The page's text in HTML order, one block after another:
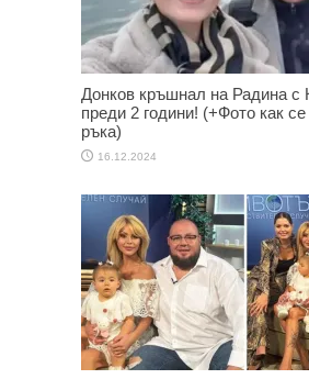
Донков кръшнал на Радина с
преди 2 години! (+Фото как
ръка)
16.12.2024